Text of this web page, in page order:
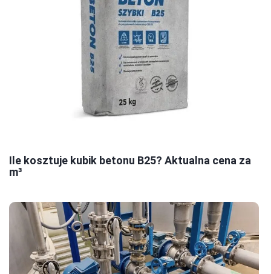
Ile kosztuje kubik betonu B25? Aktualna cena za
m³